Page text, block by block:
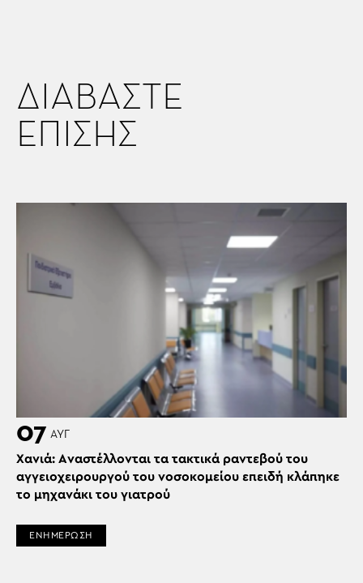
ΔΙΑΒΑΣΤΕ
ΕΠΙΣΗΣ
07 ΑΥΓ
Χανιά: Aναστέλλονται τα τακτικά ραντεβού του
αγγειοχειρουργού του νοσοκομείου επειδή κλάπηκε
το μηχανάκι του γιατρού
ΕΝΗΜΕΡΩΣΗ